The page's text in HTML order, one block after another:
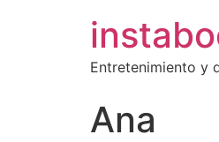
Entretenimiento y
Ana